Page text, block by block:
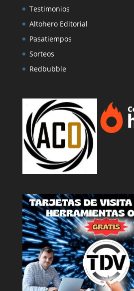
Testimonios
Altohero Editorial
Pasatiempos
Sorteos
Redbubble